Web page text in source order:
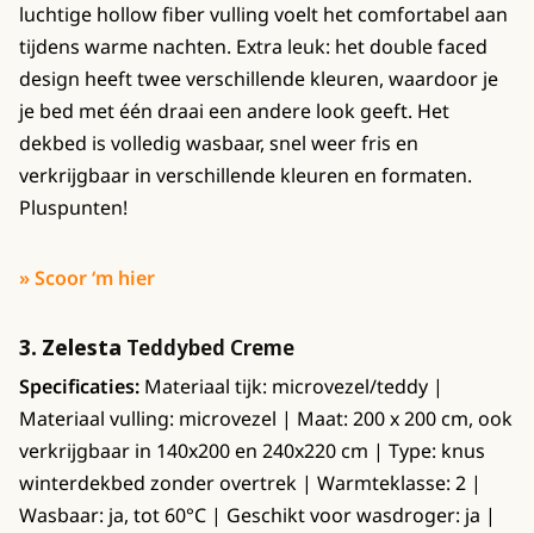
luchtige hollow fiber vulling voelt het comfortabel aan
tijdens warme nachten. Extra leuk: het double faced
design heeft twee verschillende kleuren, waardoor je
je bed met één draai een andere look geeft. Het
dekbed is volledig wasbaar, snel weer fris en
verkrijgbaar in verschillende kleuren en formaten.
Pluspunten!
» Scoor ‘m hier
3. Zelesta Teddybed Creme
Specificaties: Materiaal tijk: microvezel/teddy |
Materiaal vulling: microvezel | Maat: 200 x 200 cm, ook
verkrijgbaar in 140x200 en 240x220 cm | Type: knus
winterdekbed zonder overtrek | Warmteklasse: 2 |
Wasbaar: ja, tot 60°C | Geschikt voor wasdroger: ja |